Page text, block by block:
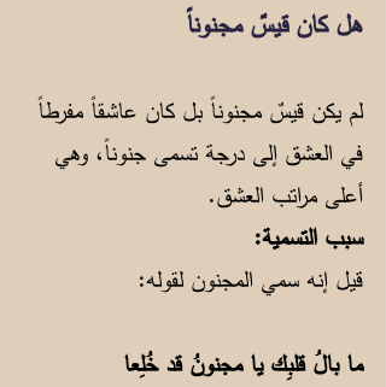
هل كان قيسٌ مجنوناً
لم يكن قيسٌ مجنوناً بل كان عاشقاً مفرطاً
في العشق إلى درجة تسمى جنوناً، وهي
أعلى مراتب العشق.
سبب التسمية:
قيل إنه سمي المجنون لقوله:
ما بالُ قلبِك يا مجنونُ قد خُلِعا